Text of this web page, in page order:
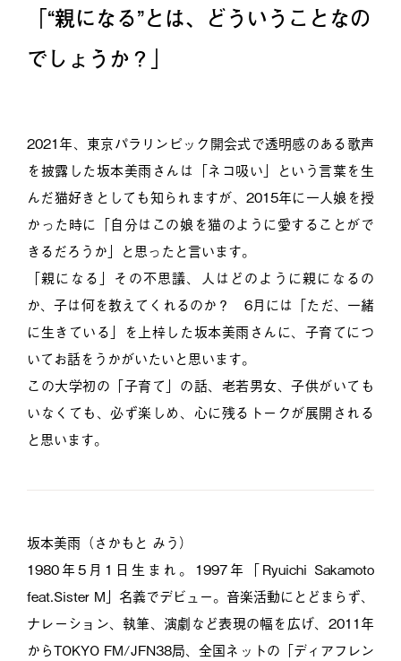
「“親になる”とは、どういうことなの
でしょうか？」
2021年、東京パラリンピック開会式で透明感のある歌声
を披露した坂本美雨さんは「ネコ吸い」という言葉を生
んだ猫好きとしても知られますが、2015年に一人娘を授
かった時に「自分はこの娘を猫のように愛することがで
きるだろうか」と思ったと言います。
「親になる」その不思議、人はどのように親になるの
か、子は何を教えてくれるのか？ 6月には「ただ、一緒
に生きている」を上梓した坂本美雨さんに、子育てにつ
いてお話をうかがいたいと思います。
この大学初の「子育て」の話、老若男女、子供がいても
いなくても、必ず楽しめ、心に残るトークが展開される
と思います。
坂本美雨（さかもと みう）
1980年5月1日生まれ。1997年「Ryuichi Sakamoto
feat.Sister M」名義でデビュー。音楽活動にとどまらず、
ナレーション、執筆、演劇など表現の幅を広げ、2011年
からTOKYO FM/JFN38局、全国ネットの「ディアフレン